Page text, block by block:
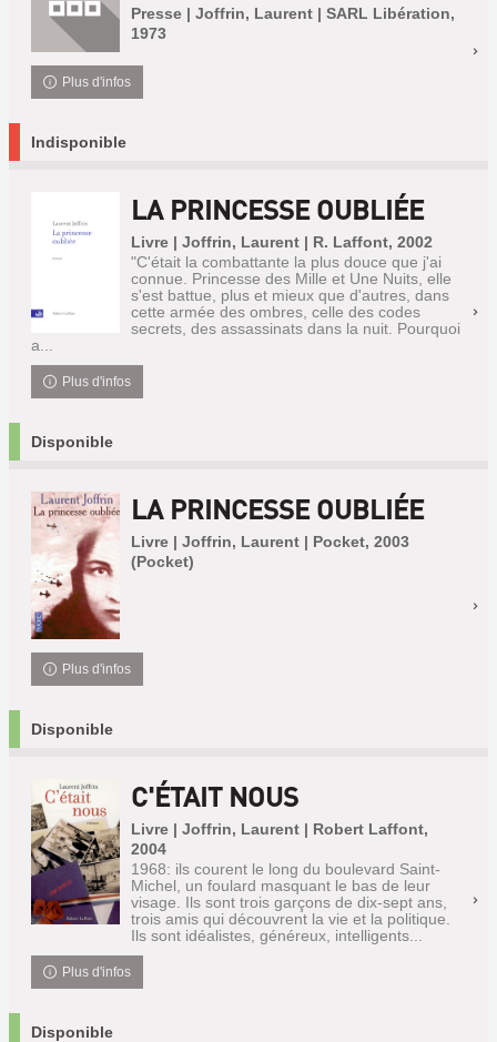
Presse | Joffrin, Laurent | SARL Libération,
1973
Plus d'infos
Indisponible
LA PRINCESSE OUBLIÉE
Livre | Joffrin, Laurent | R. Laffont, 2002
"C'était la combattante la plus douce que j'ai
connue. Princesse des Mille et Une Nuits, elle
s'est battue, plus et mieux que d'autres, dans
cette armée des ombres, celle des codes
secrets, des assassinats dans la nuit. Pourquoi
a...
Plus d'infos
Disponible
LA PRINCESSE OUBLIÉE
Livre | Joffrin, Laurent | Pocket, 2003
(Pocket)
Plus d'infos
Disponible
C'ÉTAIT NOUS
Livre | Joffrin, Laurent | Robert Laffont,
2004
1968: ils courent le long du boulevard Saint-
Michel, un foulard masquant le bas de leur
visage. Ils sont trois garçons de dix-sept ans,
trois amis qui découvrent la vie et la politique.
Ils sont idéalistes, généreux, intelligents...
Plus d'infos
Disponible